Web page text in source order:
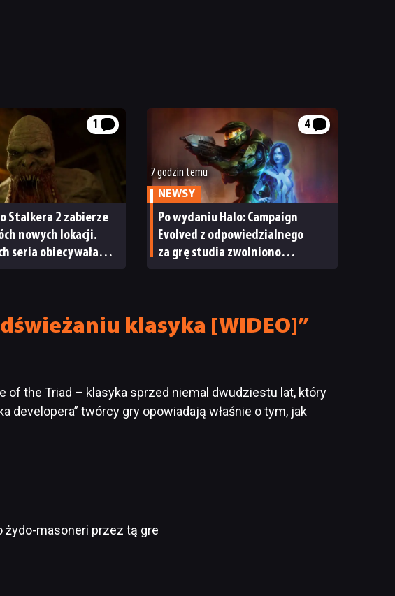
1
Stalkera 2 zabierze
nowych lokacji.
seria obiecywała
4
7 godzin temu
NEWSY
Po wydaniu Halo: Campaign
Evolved z odpowiedzialnego
za grę studia zwolniono
klasyka [WIDEO]”
the Triad – klasyka sprzed niemal dwudziestu lat, który
developera” twórcy gry opowiadają właśnie o tym, jak
masoneri przez tą gre